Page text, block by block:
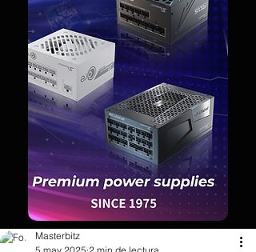
Masterbitz